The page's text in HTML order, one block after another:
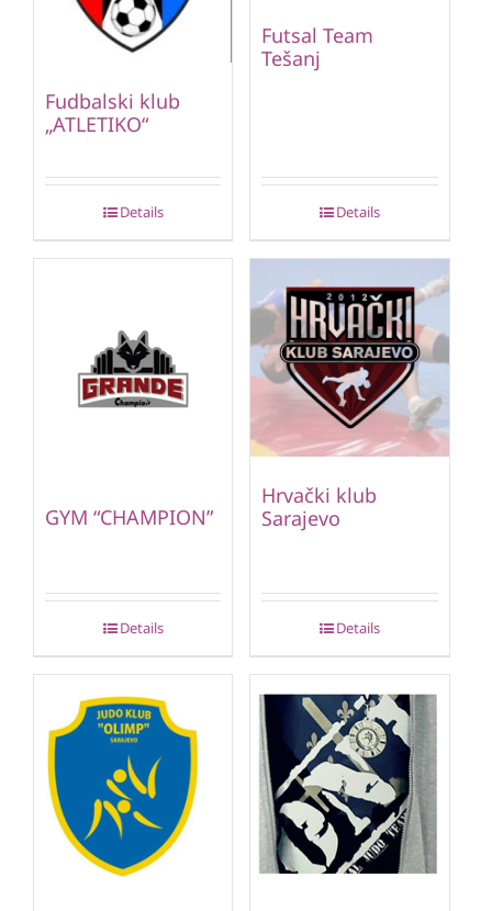
Fudbalski klub
„ATLETIKO“
Details
Futsal Team
Tešanj
Details
GYM “CHAMPION”
Details
Hrvački klub
Sarajevo
Details